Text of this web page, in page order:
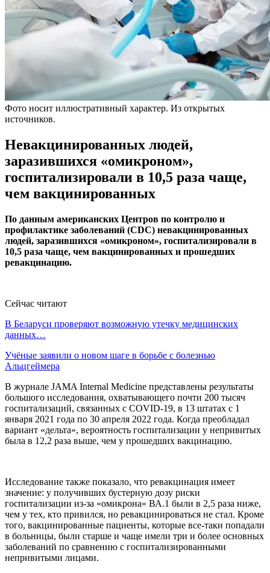
Фото носит иллюстративный характер. Из открытых
источников.
Невакцинированных людей,
заразившихся «омикроном»,
госпитализировали в 10,5 раза чаще,
чем вакцинированных
По данным американских Центров по контролю и
профилактике заболеваний (CDC) невакцинированных
людей, заразившихся «омикроном», госпитализировали в
10,5 раза чаще, чем вакцинированных и прошедших
ревакцинацию.
Сейчас читают
В Беларуси проверяют возможную утечку медицинских
данных…
Учёные заявили о новом шаге в борьбе с болезнью
Альцгеймера
В журнале JAMA Internal Medicine представлены результаты
большого исследования, охватывающего почти 200 тысяч
госпитализаций, связанных с COVID-19, в 13 штатах с 1
января 2021 года по 30 апреля 2022 года. Когда преобладал
вариант «дельта», вероятность госпитализации у непривитых
была в 12,2 раза выше, чем у прошедших вакцинацию.
Исследование также показало, что ревакцинация имеет
значение: у получивших бустерную дозу риски
госпитализации из-за «омикрона» ВА.1 были в 2,5 раза ниже,
чем у тех, кто привился, но ревакцинироваться не стал. Кроме
того, вакцинированные пациенты, которые все-таки попадали
в больницы, были старше и чаще имели три и более основных
заболеваний по сравнению с госпитализированными
непривитыми лицами.